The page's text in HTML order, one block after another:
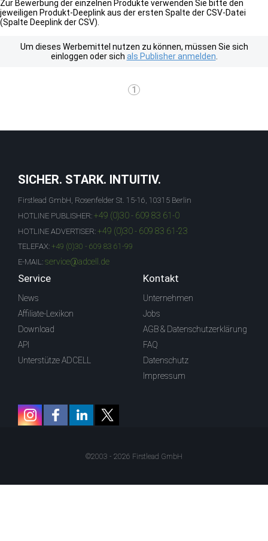
Zur Bewerbung der einzelnen Produkte verwenden Sie bitte den
jeweiligen Produkt-Deeplink aus der ersten Spalte der CSV-Datei
(Spalte Deeplink der CSV).
Um dieses Werbemittel nutzen zu können, müssen Sie sich
einloggen oder sich als Publisher anmelden
1
SICHER. STARK. INTUITIV.
Firstlead GmbH, Rosenfelder St. 15-16, 10315 Berlin
HOTLINE PUBLISHER: +49 (0)30 - 609 83 61-0
HOTLINE ADVERTISER: +49 (0)30 - 609 83 61-23
TELEFAX: +49 (0)30 - 609 83 61-99
E-MAIL: service@adcell.de
Service
News
Affiliate-Lexikon
Download
API
Unterstütze ADCELL
Kontakt
Unternehmen
Jobs
AGB & Datenschutzerklärung
FAQ
Datenschutz
Impressum
©2003 - 2026 Firstlead GmbH